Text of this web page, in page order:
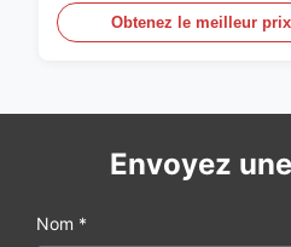
bateau de surf Propulseur
marin
Obtenez le meilleur prix
Envoyez
Nom *